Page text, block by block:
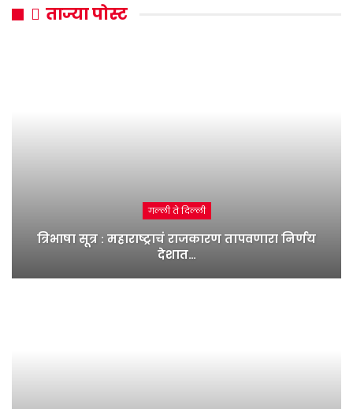
ताज्या पोस्ट
गल्ली ते दिल्ली
त्रिभाषा सूत्र : महाराष्ट्राचं राजकारण तापवणारा निर्णय
देशात…